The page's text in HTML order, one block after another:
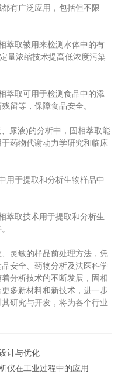
有广泛应用，包括但不限
取被用来检测水体中的有
量浓缩技术提高低浓度污染
取可用于检测食品中的添
留等，保障食品安全。
尿液)的分析中，固相萃取能
药物代谢动力学研究和临床
于提取和分析生物样品中
取技术用于提取和分析生
灵敏的样品前处理方法，凭
安全、药物分析及法医科学
分析技术的不断发展，固相
多新材料和新技术，进一步
研究与开发，将为各个行业
计与优化
仪在工业过程中的应用